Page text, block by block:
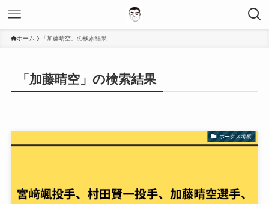
ホーム 「加藤晴空」の検索結果
「加藤晴空」の検索結果
ホークス考察